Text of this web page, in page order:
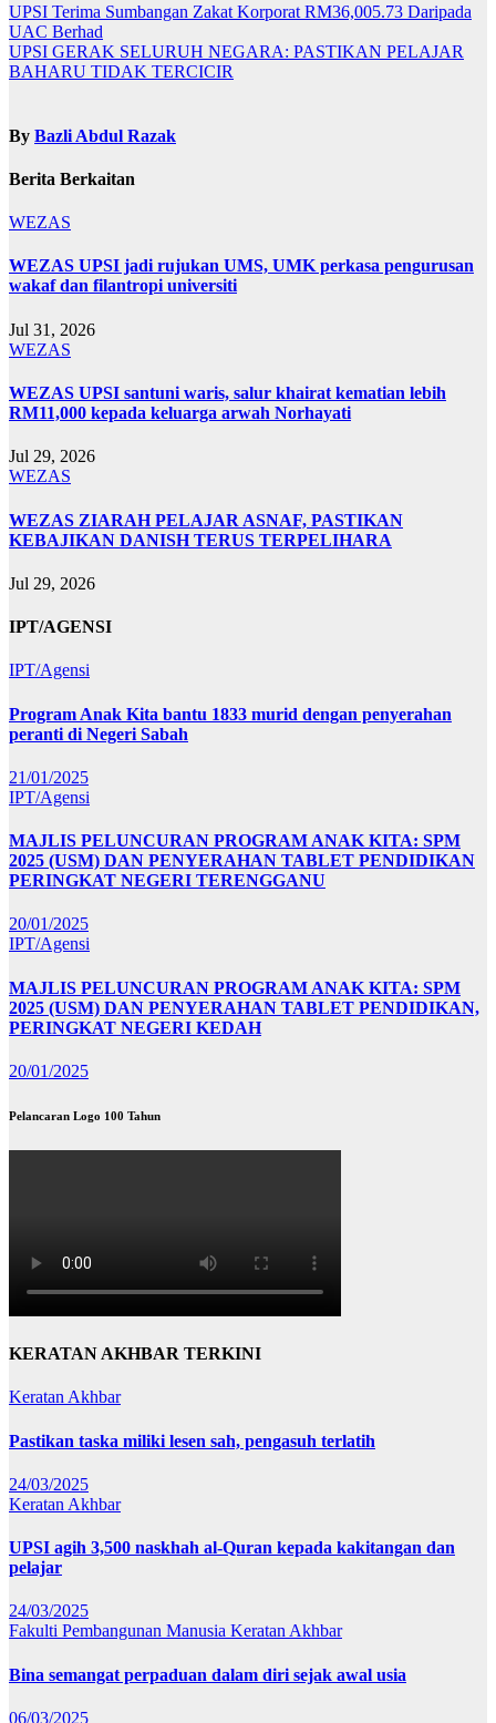
Navigasi
kiriman
UPSI Terima Sumbangan Zakat Korporat RM36,005.73 Daripada
UAC Berhad
UPSI GERAK SELURUH NEGARA: PASTIKAN PELAJAR
BAHARU TIDAK TERCICIR
By Bazli Abdul Razak
Berita Berkaitan
WEZAS
WEZAS UPSI jadi rujukan UMS, UMK perkasa pengurusan
wakaf dan filantropi universiti
Jul 31, 2026
WEZAS
WEZAS UPSI santuni waris, salur khairat kematian lebih
RM11,000 kepada keluarga arwah Norhayati
Jul 29, 2026
WEZAS
WEZAS ZIARAH PELAJAR ASNAF, PASTIKAN
KEBAJIKAN DANISH TERUS TERPELIHARA
Jul 29, 2026
IPT/AGENSI
IPT/Agensi
Program Anak Kita bantu 1833 murid dengan penyerahan
peranti di Negeri Sabah
21/01/2025
IPT/Agensi
MAJLIS PELUNCURAN PROGRAM ANAK KITA: SPM
2025 (USM) DAN PENYERAHAN TABLET PENDIDIKAN
PERINGKAT NEGERI TERENGGANU
20/01/2025
IPT/Agensi
MAJLIS PELUNCURAN PROGRAM ANAK KITA: SPM
2025 (USM) DAN PENYERAHAN TABLET PENDIDIKAN,
PERINGKAT NEGERI KEDAH
20/01/2025
Pelancaran Logo 100 Tahun
KERATAN AKHBAR TERKINI
Keratan Akhbar
Pastikan taska miliki lesen sah, pengasuh terlatih
24/03/2025
Keratan Akhbar
UPSI agih 3,500 naskhah al-Quran kepada kakitangan dan
pelajar
24/03/2025
Fakulti Pembangunan Manusia Keratan Akhbar
Bina semangat perpaduan dalam diri sejak awal usia
06/03/2025